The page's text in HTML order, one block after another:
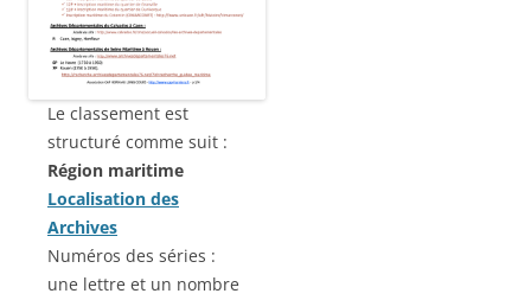
Le classement est
structuré comme suit :
Région maritime
Localisation des
Archives
Numéros des séries :
une lettre et un nombre